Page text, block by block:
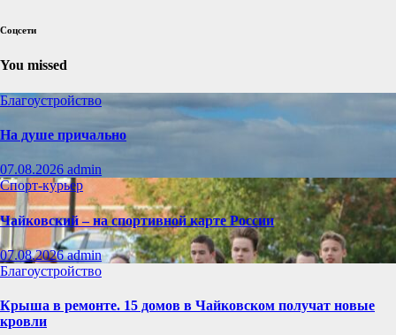
Соцсети
You missed
Благоустройство
На душе причально
07.08.2026 admin
Спорт-курьер
Чайковский – на спортивной карте России
07.08.2026admin
Благоустройство
Крыша в ремонте. 15 домов в Чайковском получат новые
кровли